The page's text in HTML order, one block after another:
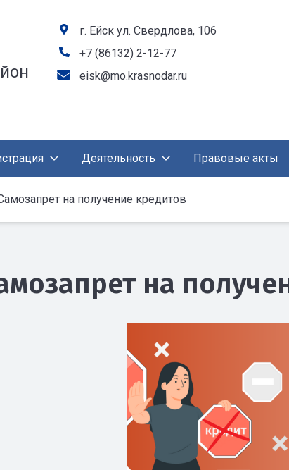
г. Ейск ул. Свердлова, 106
+7 (86132) 2-12-77
eisk@mo.krasnodar.ru
Деятельность Правовые акты
на получение кредитов
на